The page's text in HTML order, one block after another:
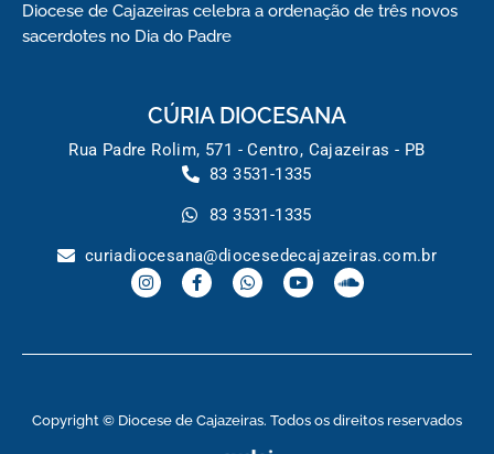
Diocese de Cajazeiras celebra a ordenação de três novos
sacerdotes no Dia do Padre
CÚRIA DIOCESANA
Rua Padre Rolim, 571 - Centro, Cajazeiras - PB
83 3531-1335
83 3531-1335
curiadiocesana@diocesedecajazeiras.com.br
Copyright © Diocese de Cajazeiras. Todos os direitos reservados